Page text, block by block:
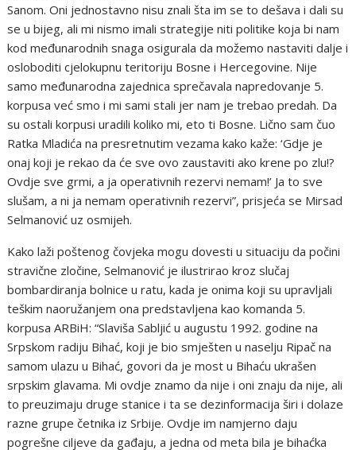
Sanom. Oni jednostavno nisu znali šta im se to dešava i dali su
se u bijeg, ali mi nismo imali strategije niti politike koja bi nam
kod međunarodnih snaga osigurala da možemo nastaviti dalje i
osloboditi cjelokupnu teritoriju Bosne i Hercegovine. Nije
samo međunarodna zajednica sprečavala napredovanje 5.
korpusa već smo i mi sami stali jer nam je trebao predah. Da
su ostali korpusi uradili koliko mi, eto ti Bosne. Lično sam čuo
Ratka Mladića na presretnutim vezama kako kaže: ‘Gdje je
onaj koji je rekao da će sve ovo zaustaviti ako krene po zlu!?
Ovdje sve grmi, a ja operativnih rezervi nemam!’ Ja to sve
slušam, a ni ja nemam operativnih rezervi”, prisjeća se Mirsad
Selmanović uz osmijeh.
Kako laži poštenog čovjeka mogu dovesti u situaciju da počini
stravične zločine, Selmanović je ilustrirao kroz slučaj
bombardiranja bolnice u ratu, kada je onima koji su upravljali
teškim naoružanjem ona predstavljena kao komanda 5.
korpusa ARBiH: “Slaviša Sabljić u augustu 1992. godine na
Srpskom radiju Bihać, koji je bio smješten u naselju Ripač na
samom ulazu u Bihać, govori da je most u Bihaću ukrašen
srpskim glavama. Mi ovdje znamo da nije i oni znaju da nije, ali
to preuzimaju druge stanice i ta se dezinformacija širi i dolaze
razne grupe četnika iz Srbije. Ovdje im namjerno daju
pogrešne ciljeve da gađaju, a jedna od meta bila je bihaćka